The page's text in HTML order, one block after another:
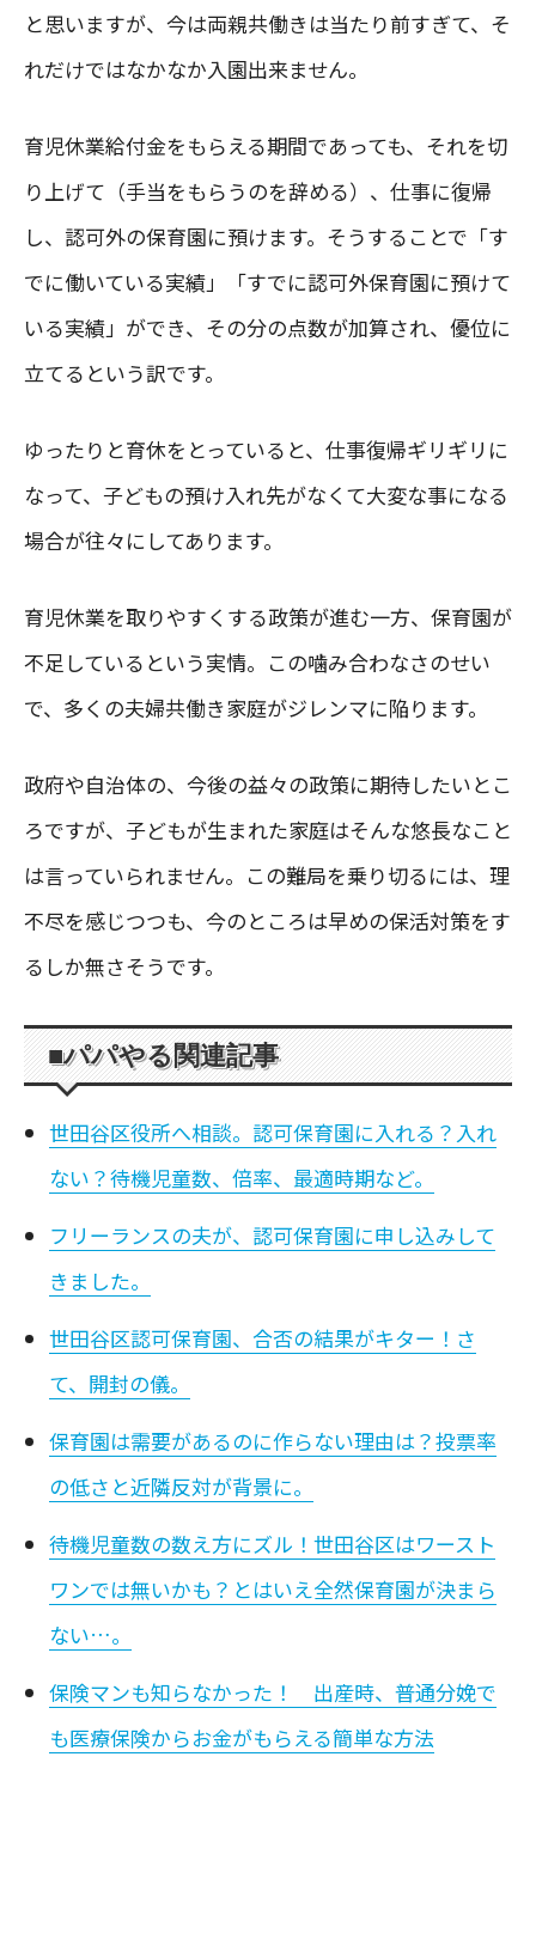
と思いますが、今は両親共働きは当たり前すぎて、そ
れだけではなかなか入園出来ません。
育児休業給付金をもらえる期間であっても、それを切
り上げて（手当をもらうのを辞める）、仕事に復帰
し、認可外の保育園に預けます。そうすることで「す
でに働いている実績」「すでに認可外保育園に預けて
いる実績」ができ、その分の点数が加算され、優位に
立てるという訳です。
ゆったりと育休をとっていると、仕事復帰ギリギリに
なって、子どもの預け入れ先がなくて大変な事になる
場合が往々にしてあります。
育児休業を取りやすくする政策が進む一方、保育園が
不足しているという実情。この噛み合わなさのせい
で、多くの夫婦共働き家庭がジレンマに陥ります。
政府や自治体の、今後の益々の政策に期待したいとこ
ろですが、子どもが生まれた家庭はそんな悠長なこと
は言っていられません。この難局を乗り切るには、理
不尽を感じつつも、今のところは早めの保活対策をす
るしか無さそうです。
■パパやる関連記事
世田谷区役所へ相談。認可保育園に入れる？入れ
ない？待機児童数、倍率、最適時期など。
フリーランスの夫が、認可保育園に申し込みして
きました。
世田谷区認可保育園、合否の結果がキター！さ
て、開封の儀。
保育園は需要があるのに作らない理由は？投票率
の低さと近隣反対が背景に。
待機児童数の数え方にズル！世田谷区はワースト
ワンでは無いかも？とはいえ全然保育園が決まら
ない…。
保険マンも知らなかった！ 出産時、普通分娩で
も医療保険からお金がもらえる簡単な方法